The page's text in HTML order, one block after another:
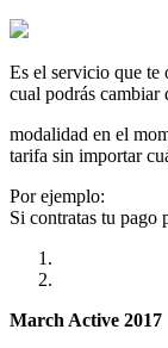
Es el servicio que te
cual podrás cambiar
modalidad en el
tarifa sin importar
Por ejemplo:
Si contratas tu pago
March Active 2017